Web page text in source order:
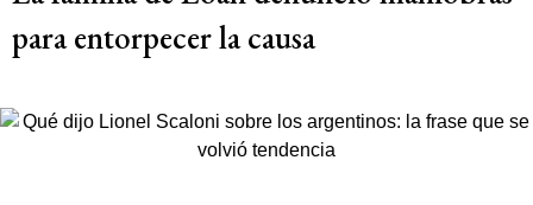
para entorpecer la causa